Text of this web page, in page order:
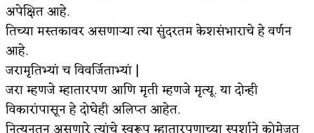
अष्टपैलू : खंडू रांगणेकर
बुडीच खटलं – संयुक्त कुटुंब का गरजेचं?
अपेक्षित आहे.
तिच्या मस्तकावर असणाऱ्या त्या सुंदरतम केशसंभाराचे हे वर्णन
आहे.
जरामृतिभ्यां च विवर्जिताभ्यां |
जरा म्हणजे म्हातारपण आणि मृती म्हणजे मृत्यू. या दोन्ही
विकारांपासून हे दोघेही अलिप्त आहेत.